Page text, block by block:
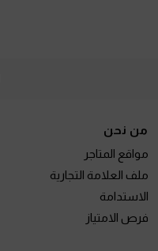
من نحن
مواقع المتاجر
ملف العلامة التجارية
الاستدامة
فرص الامتياز